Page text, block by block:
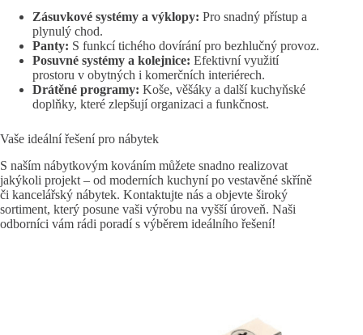
Zásuvkové systémy a výklopy: Pro snadný přístup a
plynulý chod.
Panty: S funkcí tichého dovírání pro bezhlučný provoz.
Posuvné systémy a kolejnice: Efektivní využití
prostoru v obytných i komerčních interiérech.
Drátěné programy: Koše, věšáky a další kuchyňské
doplňky, které zlepšují organizaci a funkčnost.
Vaše ideální řešení pro nábytek
S naším nábytkovým kováním můžete snadno realizovat
jakýkoli projekt – od moderních kuchyní po vestavěné skříně
či kancelářský nábytek. Kontaktujte nás a objevte široký
sortiment, který posune vaši výrobu na vyšší úroveň. Naši
odborníci vám rádi poradí s výběrem ideálního řešení!